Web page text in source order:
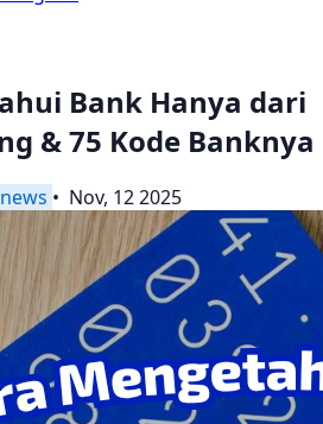
Bank Hanya dari
& 75 Kode Banknya
news • Nov, 12 2025